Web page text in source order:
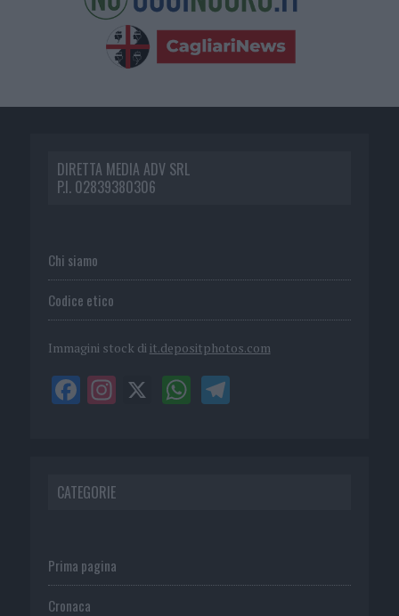
DIRETTA MEDIA ADV SRL
P.I. 02839380306
Chi siamo
Codice etico
Immagini stock di it.depositphotos.com
CATEGORIE
Prima pagina
Cronaca